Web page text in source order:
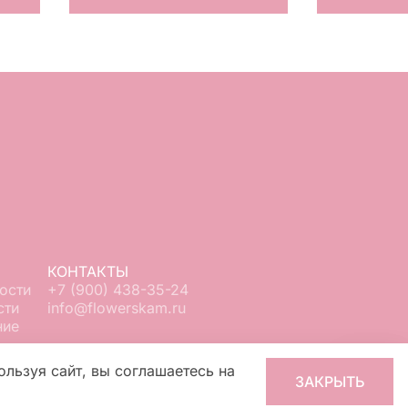
КОНТАКТЫ
+7 (900) 438-35-24
info@flowerskam.ru
сайт, вы соглашаетесь на
ЗАКРЫТЬ